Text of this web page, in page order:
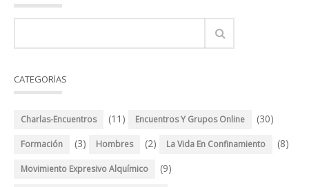
CATEGORÍAS
Charlas-Encuentros (11) Encuentros Y Grupos Online (30)
Formación (3) Hombres (2) La Vida En Confinamiento (8)
Movimiento Expresivo Alquímico (9)